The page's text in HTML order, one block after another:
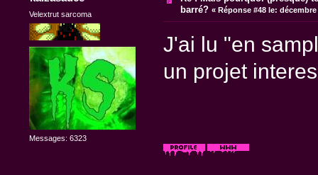
Velextrut sarcoma
Messages: 6323
barré? « Réponse #48 le: décembre
J'ai lu "en
un projet